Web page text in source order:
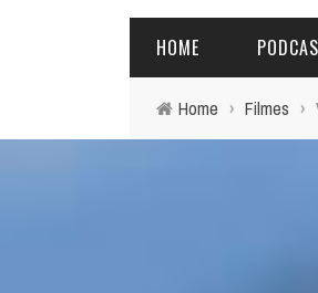
HOME
Home › Filmes ›